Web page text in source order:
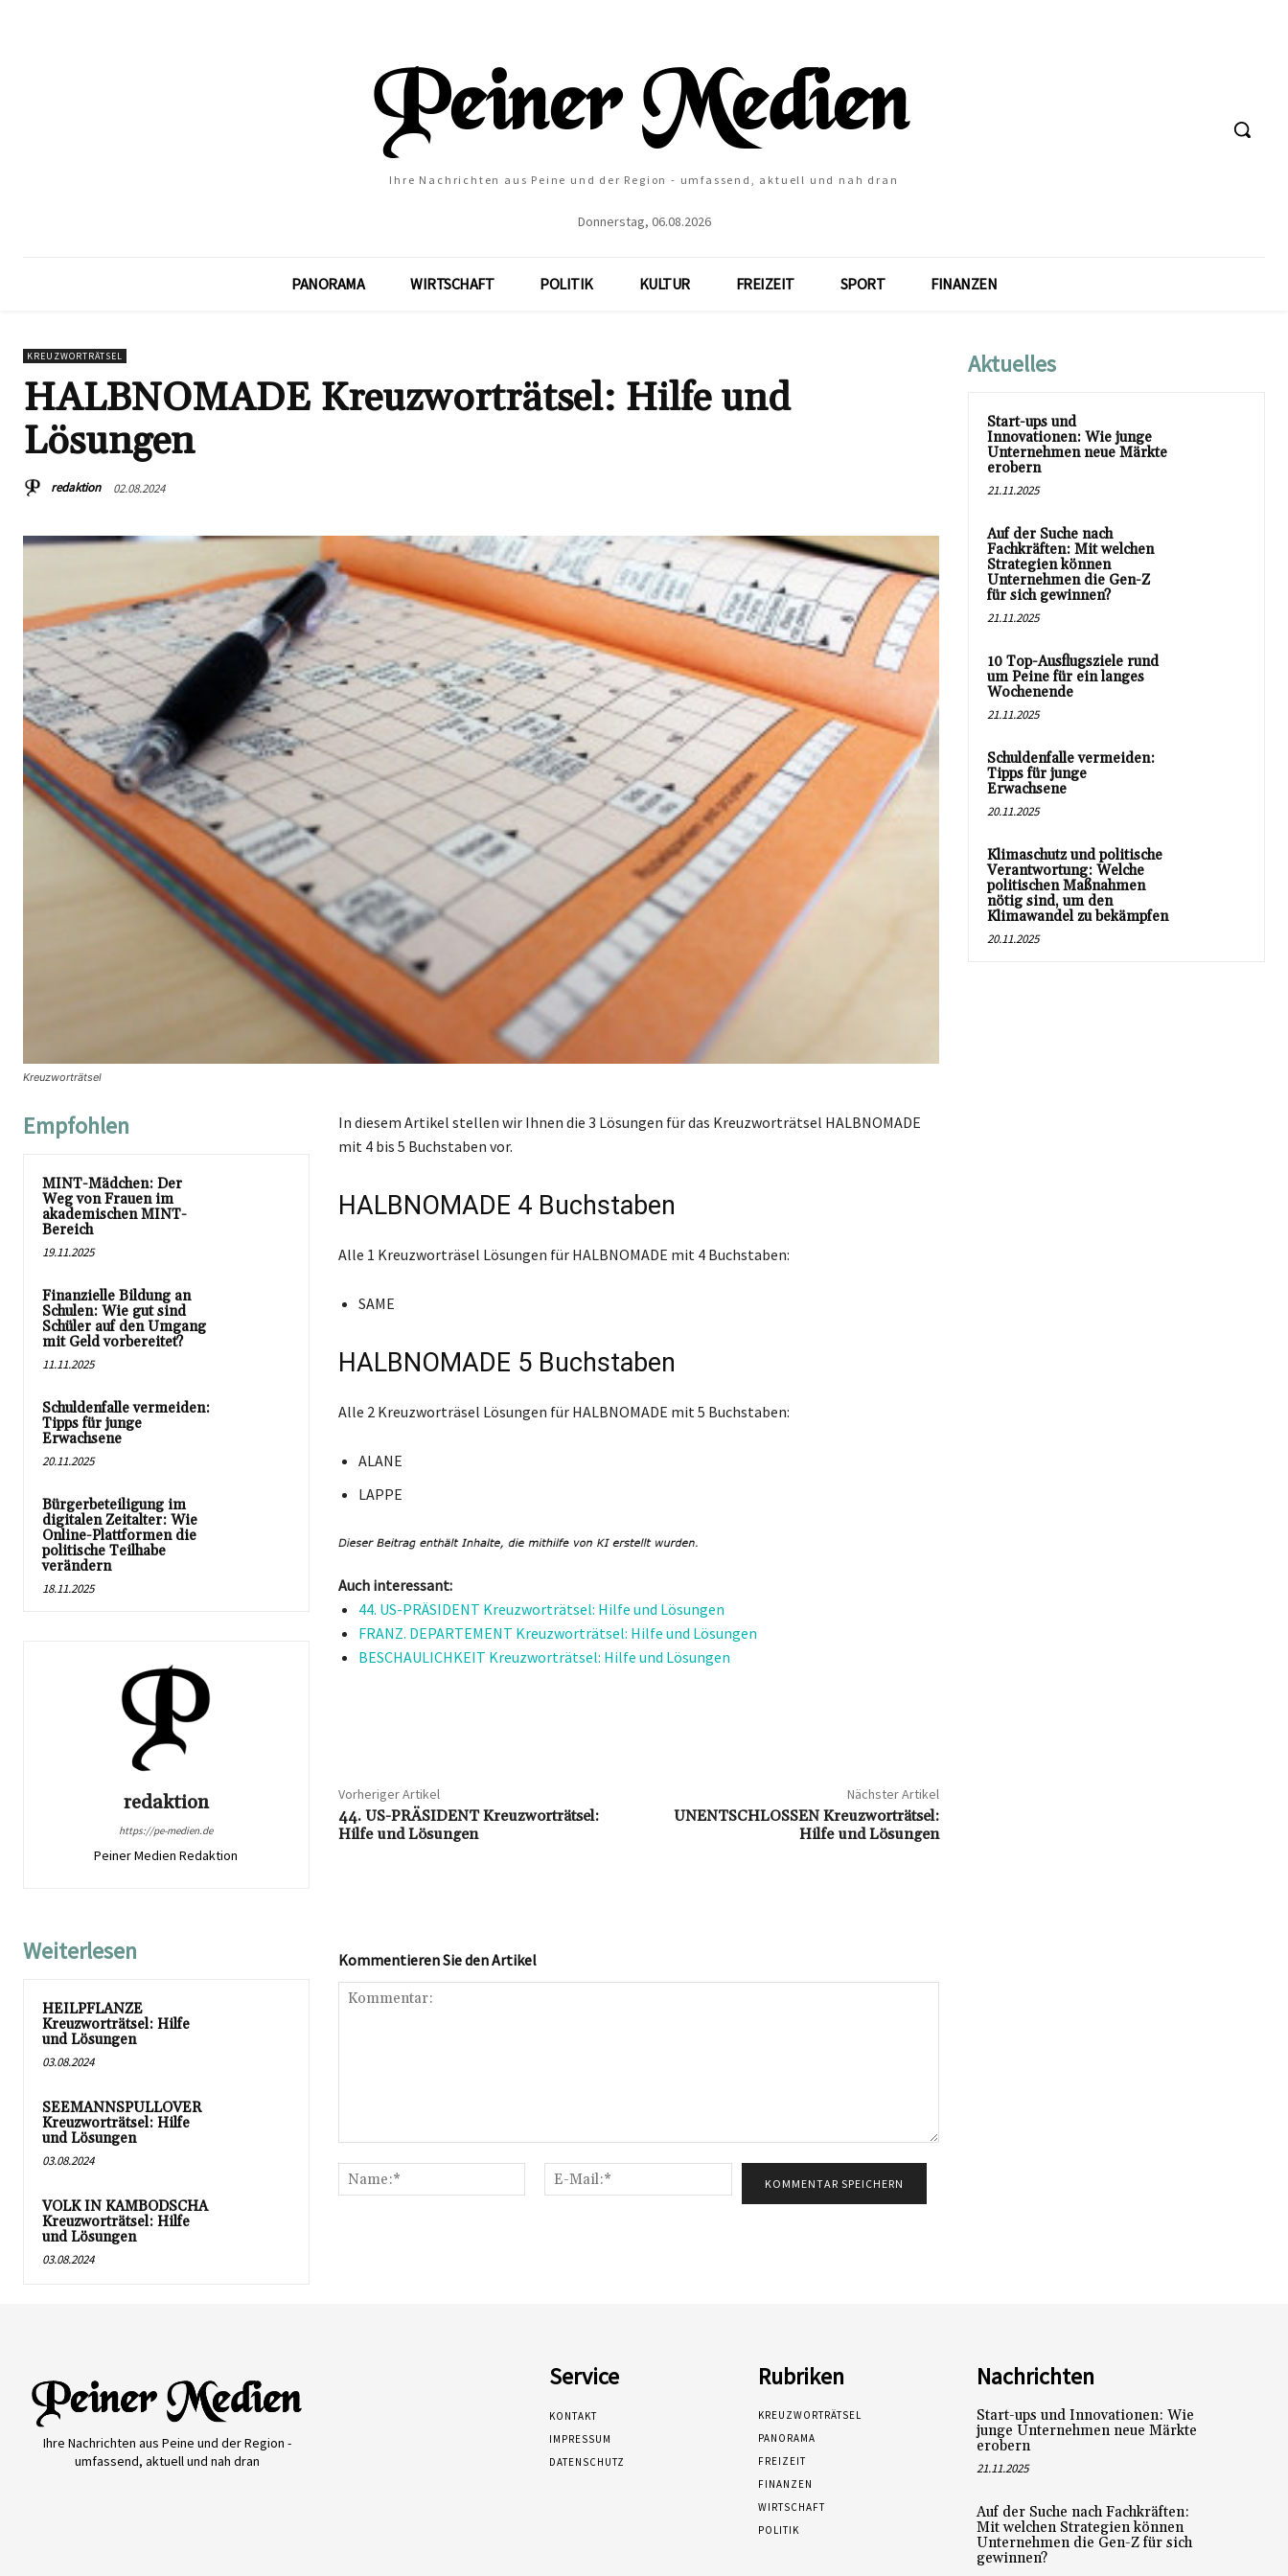
Ihre Nachrichten aus Peine und der Region - umfassend, aktuell und nah dran
Donnerstag, 06.08.2026
PANORAMA WIRTSCHAFT POLITIK KULTUR FREIZEIT SPORT FINANZEN
KREUZWORTRÄTSEL
HALBNOMADE Kreuzworträtsel: Hilfe und
Lösungen
redaktion 02.08.2024
Kreuzworträtsel
Empfohlen
MINT-Mädchen: Der
Weg von Frauen im
akademischen MINT-
Bereich
19.11.2025
Finanzielle Bildung an
Schulen: Wie gut sind
Schüler auf den Umgang
mit Geld vorbereitet?
11.11.2025
Schuldenfalle vermeiden:
Tipps für junge
Erwachsene
20.11.2025
Bürgerbeteiligung im
digitalen Zeitalter: Wie
Online-Plattformen die
politische Teilhabe
verändern
18.11.2025
redaktion
https://pe-medien.de
Peiner Medien Redaktion
In diesem Artikel stellen wir Ihnen die 3 Lösungen für das Kreuzworträtsel HALBNOMADE
mit 4 bis 5 Buchstaben vor.
HALBNOMADE 4 Buchstaben
Alle 1 Kreuzworträsel Lösungen für HALBNOMADE mit 4 Buchstaben:
SAME
HALBNOMADE 5 Buchstaben
Alle 2 Kreuzworträsel Lösungen für HALBNOMADE mit 5 Buchstaben:
ALANE
LAPPE
Auch interessant:
44. US-PRÄSIDENT Kreuzworträtsel: Hilfe und Lösungen
FRANZ. DEPARTEMENT Kreuzworträtsel: Hilfe und Lösungen
BESCHAULICHKEIT Kreuzworträtsel: Hilfe und Lösungen
Vorheriger Artikel
44. US-PRÄSIDENT Kreuzworträtsel:
Hilfe und Lösungen
Nächster Artikel
UNENTSCHLOSSEN Kreuzworträtsel:
Hilfe und Lösungen
Weiterlesen
HEILPFLANZE
Kreuzworträtsel: Hilfe
und Lösungen
03.08.2024
SEEMANNSPULLOVER
Kreuzworträtsel: Hilfe
und Lösungen
03.08.2024
VOLK IN KAMBODSCHA
Kreuzworträtsel: Hilfe
und Lösungen
03.08.2024
Kommentieren Sie den Artikel
Name:*
Mail:*
Aktuelles
Start-ups und
Innovationen: Wie junge
Unternehmen neue Märkte
erobern
21.11.2025
Auf der Suche nach
Fachkräften: Mit welchen
Strategien können
Unternehmen die Gen-Z
für sich gewinnen?
21.11.2025
10 Top-Ausflugsziele rund
um Peine für ein langes
Wochenende
21.11.2025
Schuldenfalle vermeiden:
Tipps für junge
Erwachsene
20.11.2025
Klimaschutz und politische
Verantwortung: Welche
politischen Maßnahmen
nötig sind, um den
Klimawandel zu bekämpfen
20.11.2025
Ihre Nachrichten aus Peine und der Region -
umfassend, aktuell und nah dran
Service
KONTAKT
IMPRESSUM
DATENSCHUTZ
Rubriken
KREUZWORTRÄTSEL
PANORAMA
FREIZEIT
FINANZEN
WIRTSCHAFT
POLITIK
Nachrichten
Start-ups und Innovationen: Wie
junge Unternehmen neue Märkte
erobern
21.11.2025
Auf der Suche nach Fachkräften:
Mit welchen Strategien können
Unternehmen die Gen-Z für sich
gewinnen?